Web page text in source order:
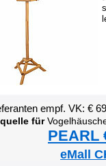
empf. VK: €
für
PEARL
eMall